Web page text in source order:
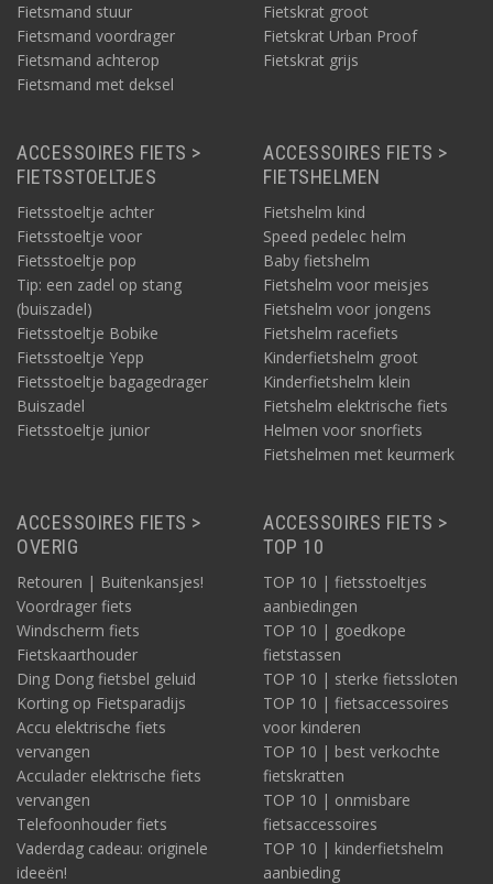
Fietsmand stuur
Fietsmand voordrager
Fietsmand achterop
Fietsmand met deksel
Fietskrat groot
Fietskrat Urban Proof
Fietskrat grijs
ACCESSOIRES FIETS >
FIETSSTOELTJES
Fietsstoeltje achter
Fietsstoeltje voor
Fietsstoeltje pop
Tip: een zadel op stang
(buiszadel)
Fietsstoeltje Bobike
Fietsstoeltje Yepp
Fietsstoeltje bagagedrager
Buiszadel
Fietsstoeltje junior
ACCESSOIRES FIETS >
FIETSHELMEN
Fietshelm kind
Speed pedelec helm
Baby fietshelm
Fietshelm voor meisjes
Fietshelm voor jongens
Fietshelm racefiets
Kinderfietshelm groot
Kinderfietshelm klein
Fietshelm elektrische fiets
Helmen voor snorfiets
Fietshelmen met keurmerk
ACCESSOIRES FIETS >
OVERIG
Retouren | Buitenkansjes!
Voordrager fiets
Windscherm fiets
Fietskaarthouder
Ding Dong fietsbel geluid
Korting op Fietsparadijs
Accu elektrische fiets
vervangen
Acculader elektrische fiets
vervangen
Telefoonhouder fiets
Vaderdag cadeau: originele
ideeën!
ACCESSOIRES FIETS >
TOP 10
TOP 10 | fietsstoeltjes
aanbiedingen
TOP 10 | goedkope
fietstassen
TOP 10 | sterke fietssloten
TOP 10 | fietsaccessoires
voor kinderen
TOP 10 | best verkochte
fietskratten
TOP 10 | onmisbare
fietsaccessoires
TOP 10 | kinderfietshelm
aanbieding